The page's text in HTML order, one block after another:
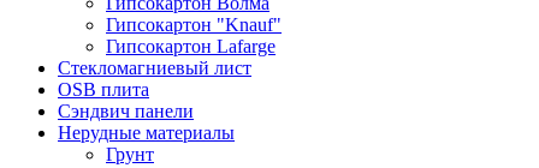
Гипсокартон "Knauf"
Гипсокартон Lafarge
Стекломагниевый лист
OSB плита
Сэндвич панели
Нерудные материалы
Грунт